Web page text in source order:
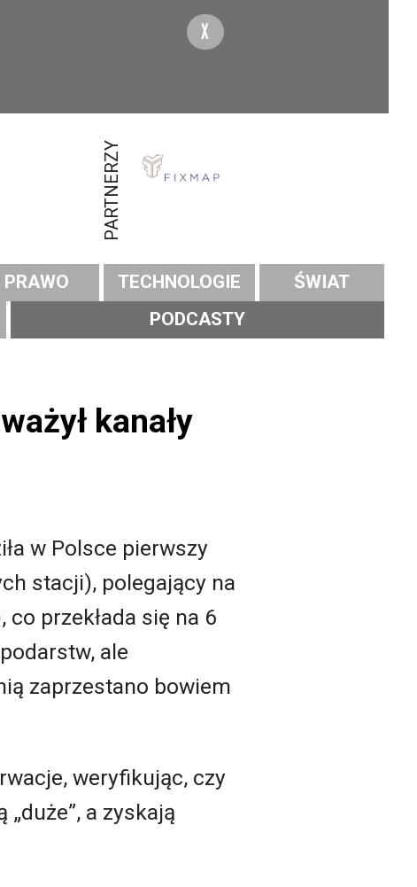
X
PARTNERZY
PRAWO TECHNOLOGIE
ŚWIAT
PODCASTY
kanały
w Polsce pierwszy
stacji), polegający na
przekłada się na 6
ale
zaprzestano bowiem
weryfikując, czy
a zyskają